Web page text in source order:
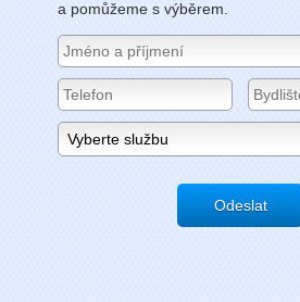
a pomůžeme s výběrem.
Odeslat